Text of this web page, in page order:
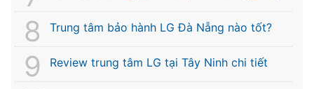
Trung tâm bảo hành LG Đà Nẵng nào tốt?
Review trung tâm LG tại Tây Ninh chi tiết